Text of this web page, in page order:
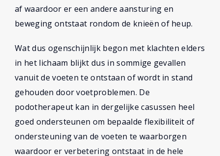
af waardoor er een andere aansturing en
beweging ontstaat rondom de knieën of heup.
Wat dus ogenschijnlijk begon met klachten elders
in het lichaam blijkt dus in sommige gevallen
vanuit de voeten te ontstaan of wordt in stand
gehouden door voetproblemen. De
podotherapeut kan in dergelijke casussen heel
goed ondersteunen om bepaalde flexibiliteit of
ondersteuning van de voeten te waarborgen
waardoor er verbetering ontstaat in de hele